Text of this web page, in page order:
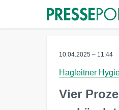
10.04.2025 – 11:44
Hagleitner
Vier